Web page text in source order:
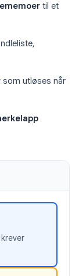
til et
som utløses når